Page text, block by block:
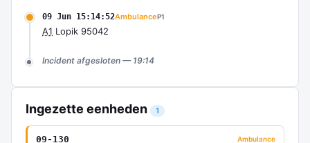
09 Jun 15:14:52AmbulanceP1
A1 Lopik 95042
Incident afgesloten — 19:14
Ingezette eenheden 1
09-130 Ambulance